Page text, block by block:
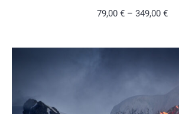
79,00 € – 349,00 €